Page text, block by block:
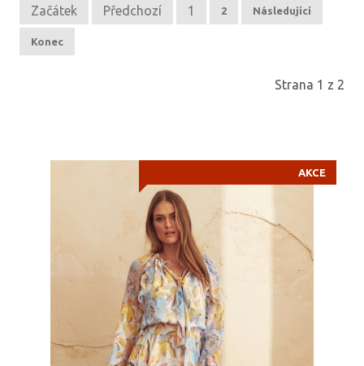
Začátek Předchozí 1 2 Následující
Konec
Strana 1 z 2
AKCE